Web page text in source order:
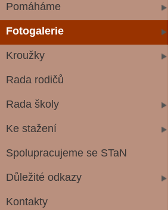
Pomáháme
Fotogalerie
Kroužky
Rada rodičů
Rada školy
Ke stažení
Spolupracujeme se STaN
Důležité odkazy
Kontakty